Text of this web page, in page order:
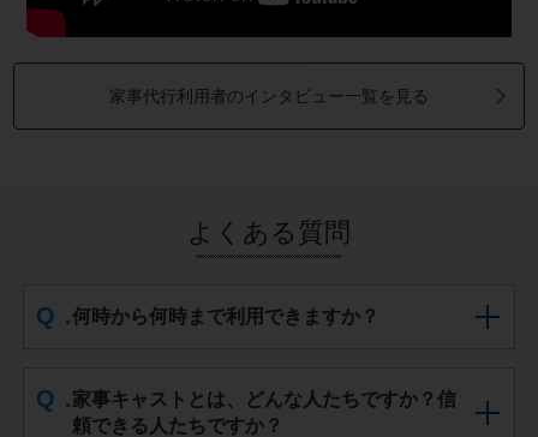
家事代行利用者のインタビュー一覧を見る
よくある質問
何時から何時まで利用できますか？
家事キャストとは、どんな人たちですか？信
頼できる人たちですか？